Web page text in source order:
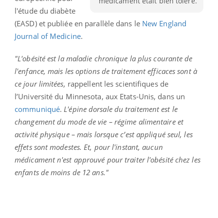
l'étude du diabète
(EASD) et publiée en parallèle dans le New England
Journal of Medicine.
"L'obésité est la maladie chronique la plus courante de
l'enfance, mais les options de traitement efficaces sont à
ce jour limitées, rappellent les scientifiques de
l’Université du Minnesota, aux Etats-Unis, dans un
communiqué. L'épine dorsale du traitement est le
changement du mode de vie – régime alimentaire et
activité physique – mais lorsque c’est appliqué seul, les
effets sont modestes. Et, pour l'instant, aucun
médicament n'est approuvé pour traiter l'obésité chez les
enfants de moins de 12 ans."